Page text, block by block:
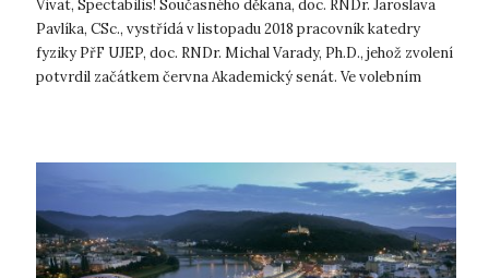
Vivat, Spectabilis! Současného děkana, doc. RNDr. Jaroslava
Pavlíka, CSc., vystřídá v listopadu 2018 pracovník katedry
fyziky PřF UJEP, doc. RNDr. Michal Varady, Ph.D., jehož zvolení
potvrdil začátkem června Akademický senát. Ve volebním